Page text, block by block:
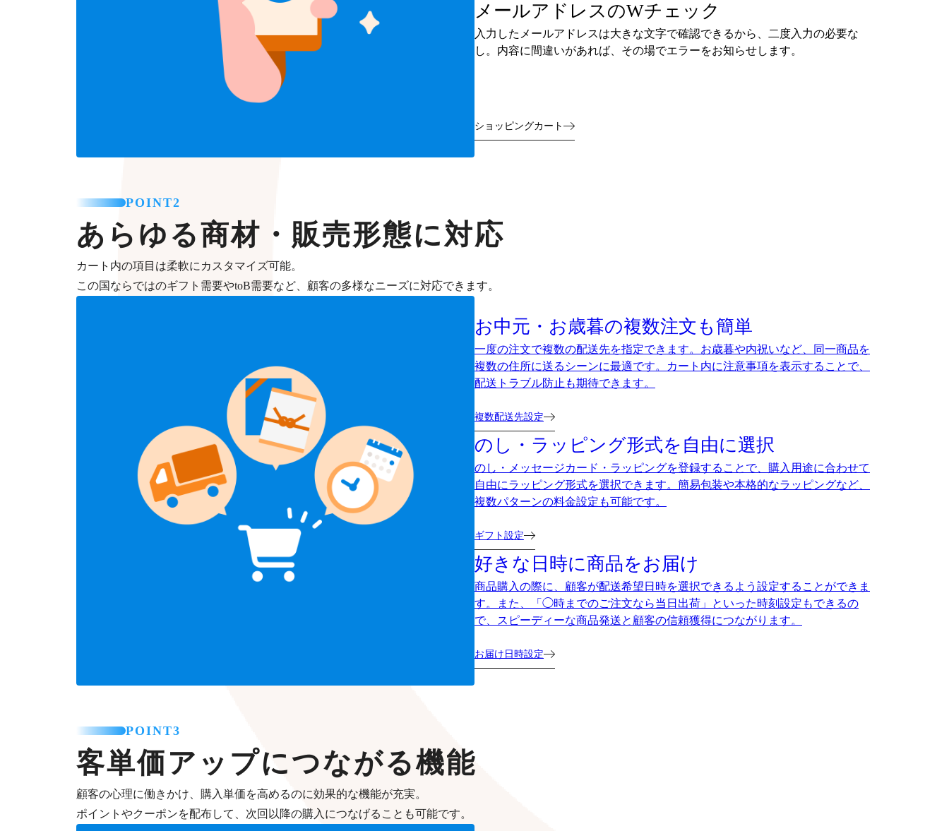
メールアドレスのWチェック
入力したメールアドレスは大きな文字で確認できるから、二度入力の必要な
し。内容に間違いがあれば、その場でエラーをお知らせします。
ショッピングカート
POINT2
あらゆる商材・販売形態に対応
カート内の項目は柔軟にカスタマイズ可能。
この国ならではのギフト需要やtoB需要など、顧客の多様なニーズに対応できます。
お中元・お歳暮の複数注文も簡単
一度の注文で複数の配送先を指定できます。お歳暮や内祝いなど、同一商品を
複数の住所に送るシーンに最適です。カート内に注意事項を表示することで、
配送トラブル防止も期待できます。
複数配送先設定
のし・ラッピング形式を自由に選択
のし・メッセージカード・ラッピングを登録することで、購入用途に合わせて
自由にラッピング形式を選択できます。簡易包装や本格的なラッピングなど、
複数パターンの料金設定も可能です。
ギフト設定
好きな日時に商品をお届け
商品購入の際に、顧客が配送希望日時を選択できるよう設定することができま
す。また、「◯時までのご注文なら当日出荷」といった時刻設定もできるの
で、スピーディーな商品発送と顧客の信頼獲得につながります。
お届け日時設定
POINT3
客単価アップにつながる機能
顧客の心理に働きかけ、購入単価を高めるのに効果的な機能が充実。
ポイントやクーポンを配布して、次回以降の購入につなげることも可能です。